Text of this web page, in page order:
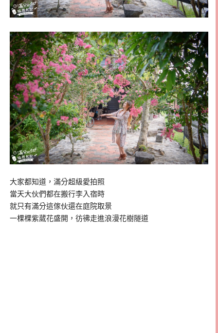
大家都知道，滿分超級愛拍照
當天大伙們都在搬行李入宿時
就只有滿分這傢伙還在庭院取景
一棵棵紫葳花盛開，彷彿走進浪漫花樹隧道